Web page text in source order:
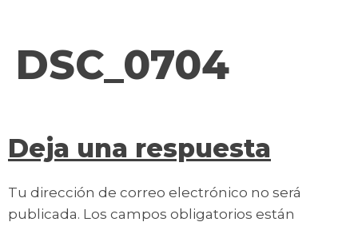
DSC_0704
Deja una respuesta
Tu dirección de correo electrónico no será
publicada. Los campos obligatorios están